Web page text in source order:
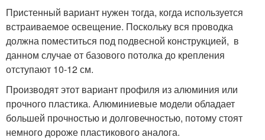
Пристенный вариант нужен тогда, когда используется
встраиваемое освещение. Поскольку вся проводка
должна поместиться под подвесной конструкцией, в
данном случае от базового потолка до крепления
отступают 10-12 см.
Производят этот вариант профиля из алюминия или
прочного пластика. Алюминиевые модели обладает
большей прочностью и долговечностью, потому стоят
немного дороже пластикового аналога.